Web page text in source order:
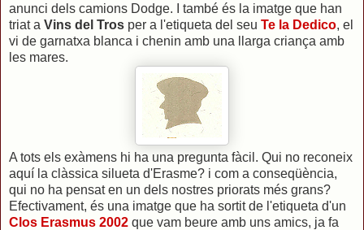
anunci dels camions Dodge. I també és la imatge que han
triat a Vins del Tros per a l'etiqueta del seu Te la Dedico, el
vi de garnatxa blanca i chenin amb una llarga criança amb
les mares.
A tots els exàmens hi ha una pregunta fàcil. Qui no reconeix
aquí la clàssica silueta d'Erasme? i com a conseqüència,
qui no ha pensat en un dels nostres priorats més grans?
Efectivament, és una imatge que ha sortit de l'etiqueta d'un
Clos Erasmus 2002 que vam beure amb uns amics, ja fa